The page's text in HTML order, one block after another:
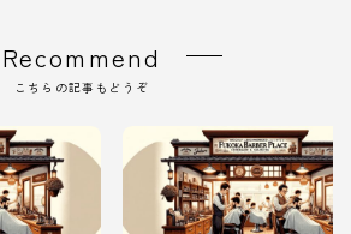
Recommend
こちらの記事もどうぞ